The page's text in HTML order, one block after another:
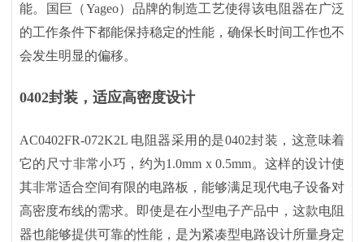
能。国巨（Yageo）品牌的制造工艺使得该电阻器在广泛
的工作条件下都能保持稳定的性能，确保长时间工作也不
会发生明显的偏移。
0402封装，适应高密度设计
AC0402FR-072K2L 电阻器采用的是0402封装，这意味着
它的尺寸非常小巧，约为1.0mm x 0.5mm。这样的设计使
其非常适合空间有限的电路板，能够满足现代电子设备对
高密度布线的需求。即使是在小型电子产品中，这款电阻
器也能够提供可靠的性能，是为紧凑型电路设计所量身定